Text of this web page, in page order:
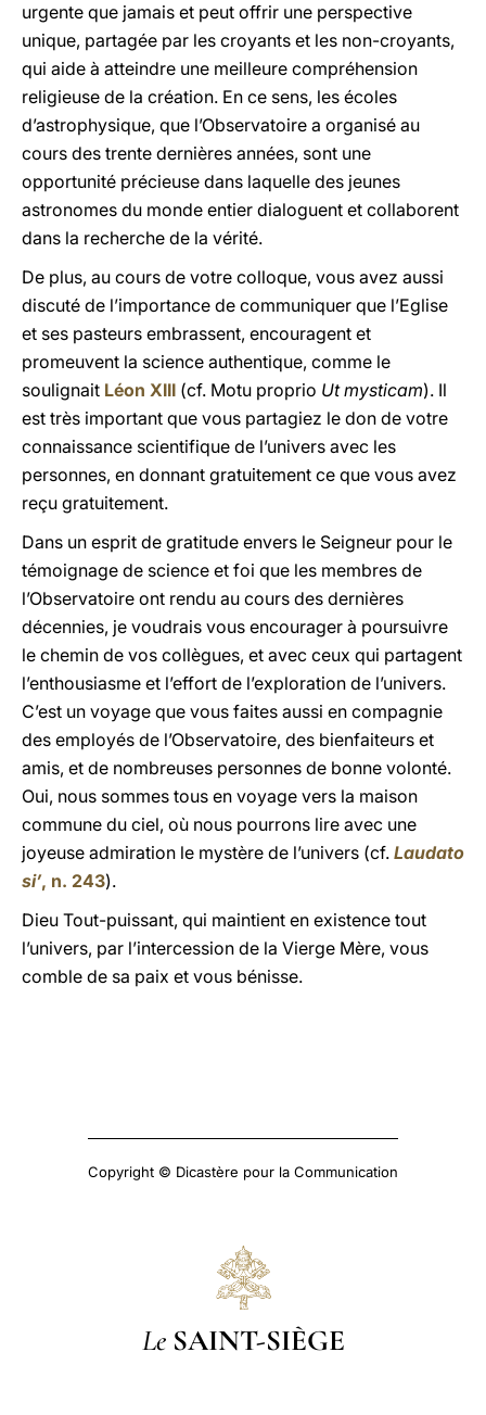
urgente que jamais et peut offrir une perspective
unique, partagée par les croyants et les non-croyants,
qui aide à atteindre une meilleure compréhension
religieuse de la création. En ce sens, les écoles
d’astrophysique, que l’Observatoire a organisé au
cours des trente dernières années, sont une
opportunité précieuse dans laquelle des jeunes
astronomes du monde entier dialoguent et collaborent
dans la recherche de la vérité.
De plus, au cours de votre colloque, vous avez aussi
discuté de l’importance de communiquer que l’Eglise
et ses pasteurs embrassent, encouragent et
promeuvent la science authentique, comme le
soulignait Léon XIII (cf. Motu proprio Ut mysticam). Il
est très important que vous partagiez le don de votre
connaissance scientifique de l’univers avec les
personnes, en donnant gratuitement ce que vous avez
reçu gratuitement.
Dans un esprit de gratitude envers le Seigneur pour le
témoignage de science et foi que les membres de
l’Observatoire ont rendu au cours des dernières
décennies, je voudrais vous encourager à poursuivre
le chemin de vos collègues, et avec ceux qui partagent
l’enthousiasme et l’effort de l’exploration de l’univers.
C’est un voyage que vous faites aussi en compagnie
des employés de l’Observatoire, des bienfaiteurs et
amis, et de nombreuses personnes de bonne volonté.
Oui, nous sommes tous en voyage vers la maison
commune du ciel, où nous pourrons lire avec une
joyeuse admiration le mystère de l’univers (cf. Laudato
si’, n. 243).
Dieu Tout-puissant, qui maintient en existence tout
l’univers, par l’intercession de la Vierge Mère, vous
comble de sa paix et vous bénisse.
Copyright © Dicastère pour la Communication
Le SAINT-SIÈGE